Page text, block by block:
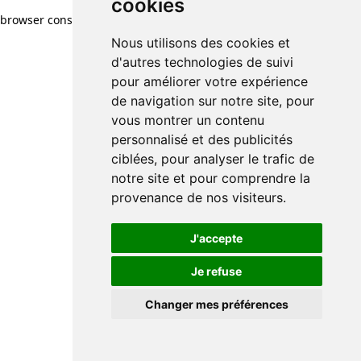
cookies
Nous utilisons des cookies et
d'autres technologies de suivi
pour améliorer votre expérience
de navigation sur notre site, pour
vous montrer un contenu
personnalisé et des publicités
ciblées, pour analyser le trafic de
notre site et pour comprendre la
provenance de nos visiteurs.
J'accepte
Je refuse
Changer mes préférences
browser console for more information)